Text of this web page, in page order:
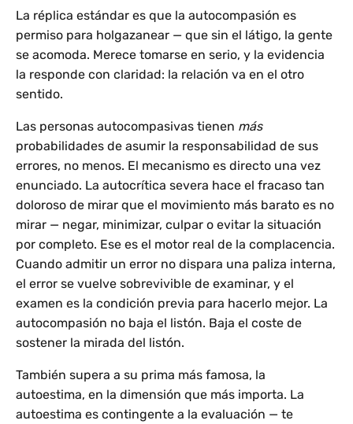
La réplica estándar es que la autocompasión es
permiso para holgazanear — que sin el látigo, la gente
se acomoda. Merece tomarse en serio, y la evidencia
la responde con claridad: la relación va en el otro
sentido.
Las personas autocompasivas tienen más
probabilidades de asumir la responsabilidad de sus
errores, no menos. El mecanismo es directo una vez
enunciado. La autocrítica severa hace el fracaso tan
doloroso de mirar que el movimiento más barato es no
mirar — negar, minimizar, culpar o evitar la situación
por completo. Ese es el motor real de la complacencia.
Cuando admitir un error no dispara una paliza interna,
el error se vuelve sobrevivible de examinar, y el
examen es la condición previa para hacerlo mejor. La
autocompasión no baja el listón. Baja el coste de
sostener la mirada del listón.
También supera a su prima más famosa, la
autoestima, en la dimensión que más importa. La
autoestima es contingente a la evaluación — te